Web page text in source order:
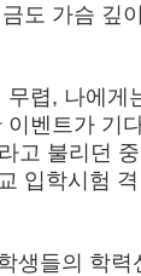
도 가슴 깊
렵, 나에게
벤트가 기
고 불리던
입학시험
생들의 학력